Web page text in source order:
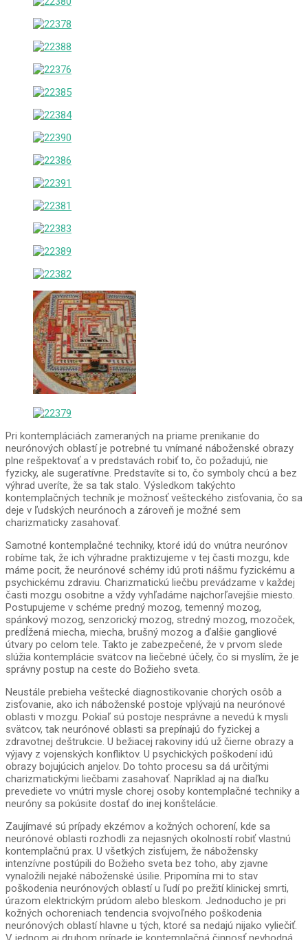
Pri kontempláciách zameraných na priame prenikanie do
neurónových oblastí je potrebné tu vnímané náboženské obrazy
plne rešpektovať a v predstavách robiť to, čo požadujú, nie
fyzicky, ale sugeratívne. Predstavíte si to, čo symboly chcú a bez
výhrad uveríte, že sa tak stalo. Výsledkom takýchto
kontemplačných techník je možnosť vešteckého zisťovania, čo sa
deje v ľudských neurónoch a zároveň je možné sem
charizmaticky zasahovať.
Samotné kontemplačné techniky, ktoré idú do vnútra neurónov
robíme tak, že ich výhradne praktizujeme v tej časti mozgu, kde
máme pocit, že neurónové schémy idú proti nášmu fyzickému a
psychickému zdraviu. Charizmatickú liečbu prevádzame v každej
časti mozgu osobitne a vždy vyhľadáme najchorľavejšie miesto.
Postupujeme v schéme predný mozog, temenný mozog,
spánkový mozog, senzorický mozog, stredný mozog, mozoček,
predĺžená miecha, miecha, brušný mozog a ďalšie gangliové
útvary po celom tele. Takto je zabezpečené, že v prvom slede
slúžia kontemplácie svätcov na liečebné účely, čo si myslím, že je
správny postup na ceste do Božieho sveta.
Neustále prebieha veštecké diagnostikovanie chorých osôb a
zisťovanie, ako ich náboženské postoje vplývajú na neurónové
oblasti v mozgu. Pokiaľ sú postoje nesprávne a nevedú k mysli
svätcov, tak neurónové oblasti sa prepínajú do fyzickej a
zdravotnej deštrukcie. U bežiacej rakoviny idú už čierne obrazy a
výjavy z vojenských konfliktov. U psychických poškodení idú
obrazy bojujúcich anjelov. Do tohto procesu sa dá určitými
charizmatickými liečbami zasahovať. Napríklad aj na diaľku
prevediete vo vnútri mysle chorej osoby kontemplačné techniky a
neuróny sa pokúsite dostať do inej konštelácie.
Zaujímavé sú prípady ekzémov a kožných ochorení, kde sa
neurónové oblasti rozhodli za nejasných okolností robiť vlastnú
kontemplačnú prax. U všetkých zisťujem, že nábožensky
intenzívne postúpili do Božieho sveta bez toho, aby zjavne
vynaložili nejaké náboženské úsilie. Pripomína mi to stav
poškodenia neurónových oblastí u ľudí po prežití klinickej smrti,
úrazom elektrickým prúdom alebo bleskom. Jednoducho je pri
kožných ochoreniach tendencia svojvoľného poškodenia
neurónových oblastí hlavne u tých, ktoré sa nedajú nijako vyliečiť.